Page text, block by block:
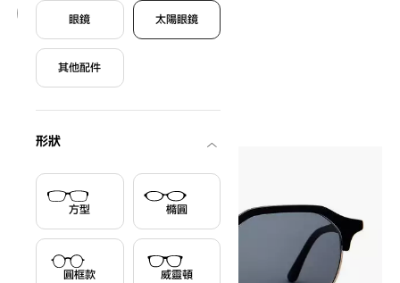
眼鏡 太陽眼鏡
其他配件
形狀
方型 橢圓
圓框款 威靈頓
只限門市發售
OWNDAYS | SUN
SUN8007J-2SC1
HK$880.00